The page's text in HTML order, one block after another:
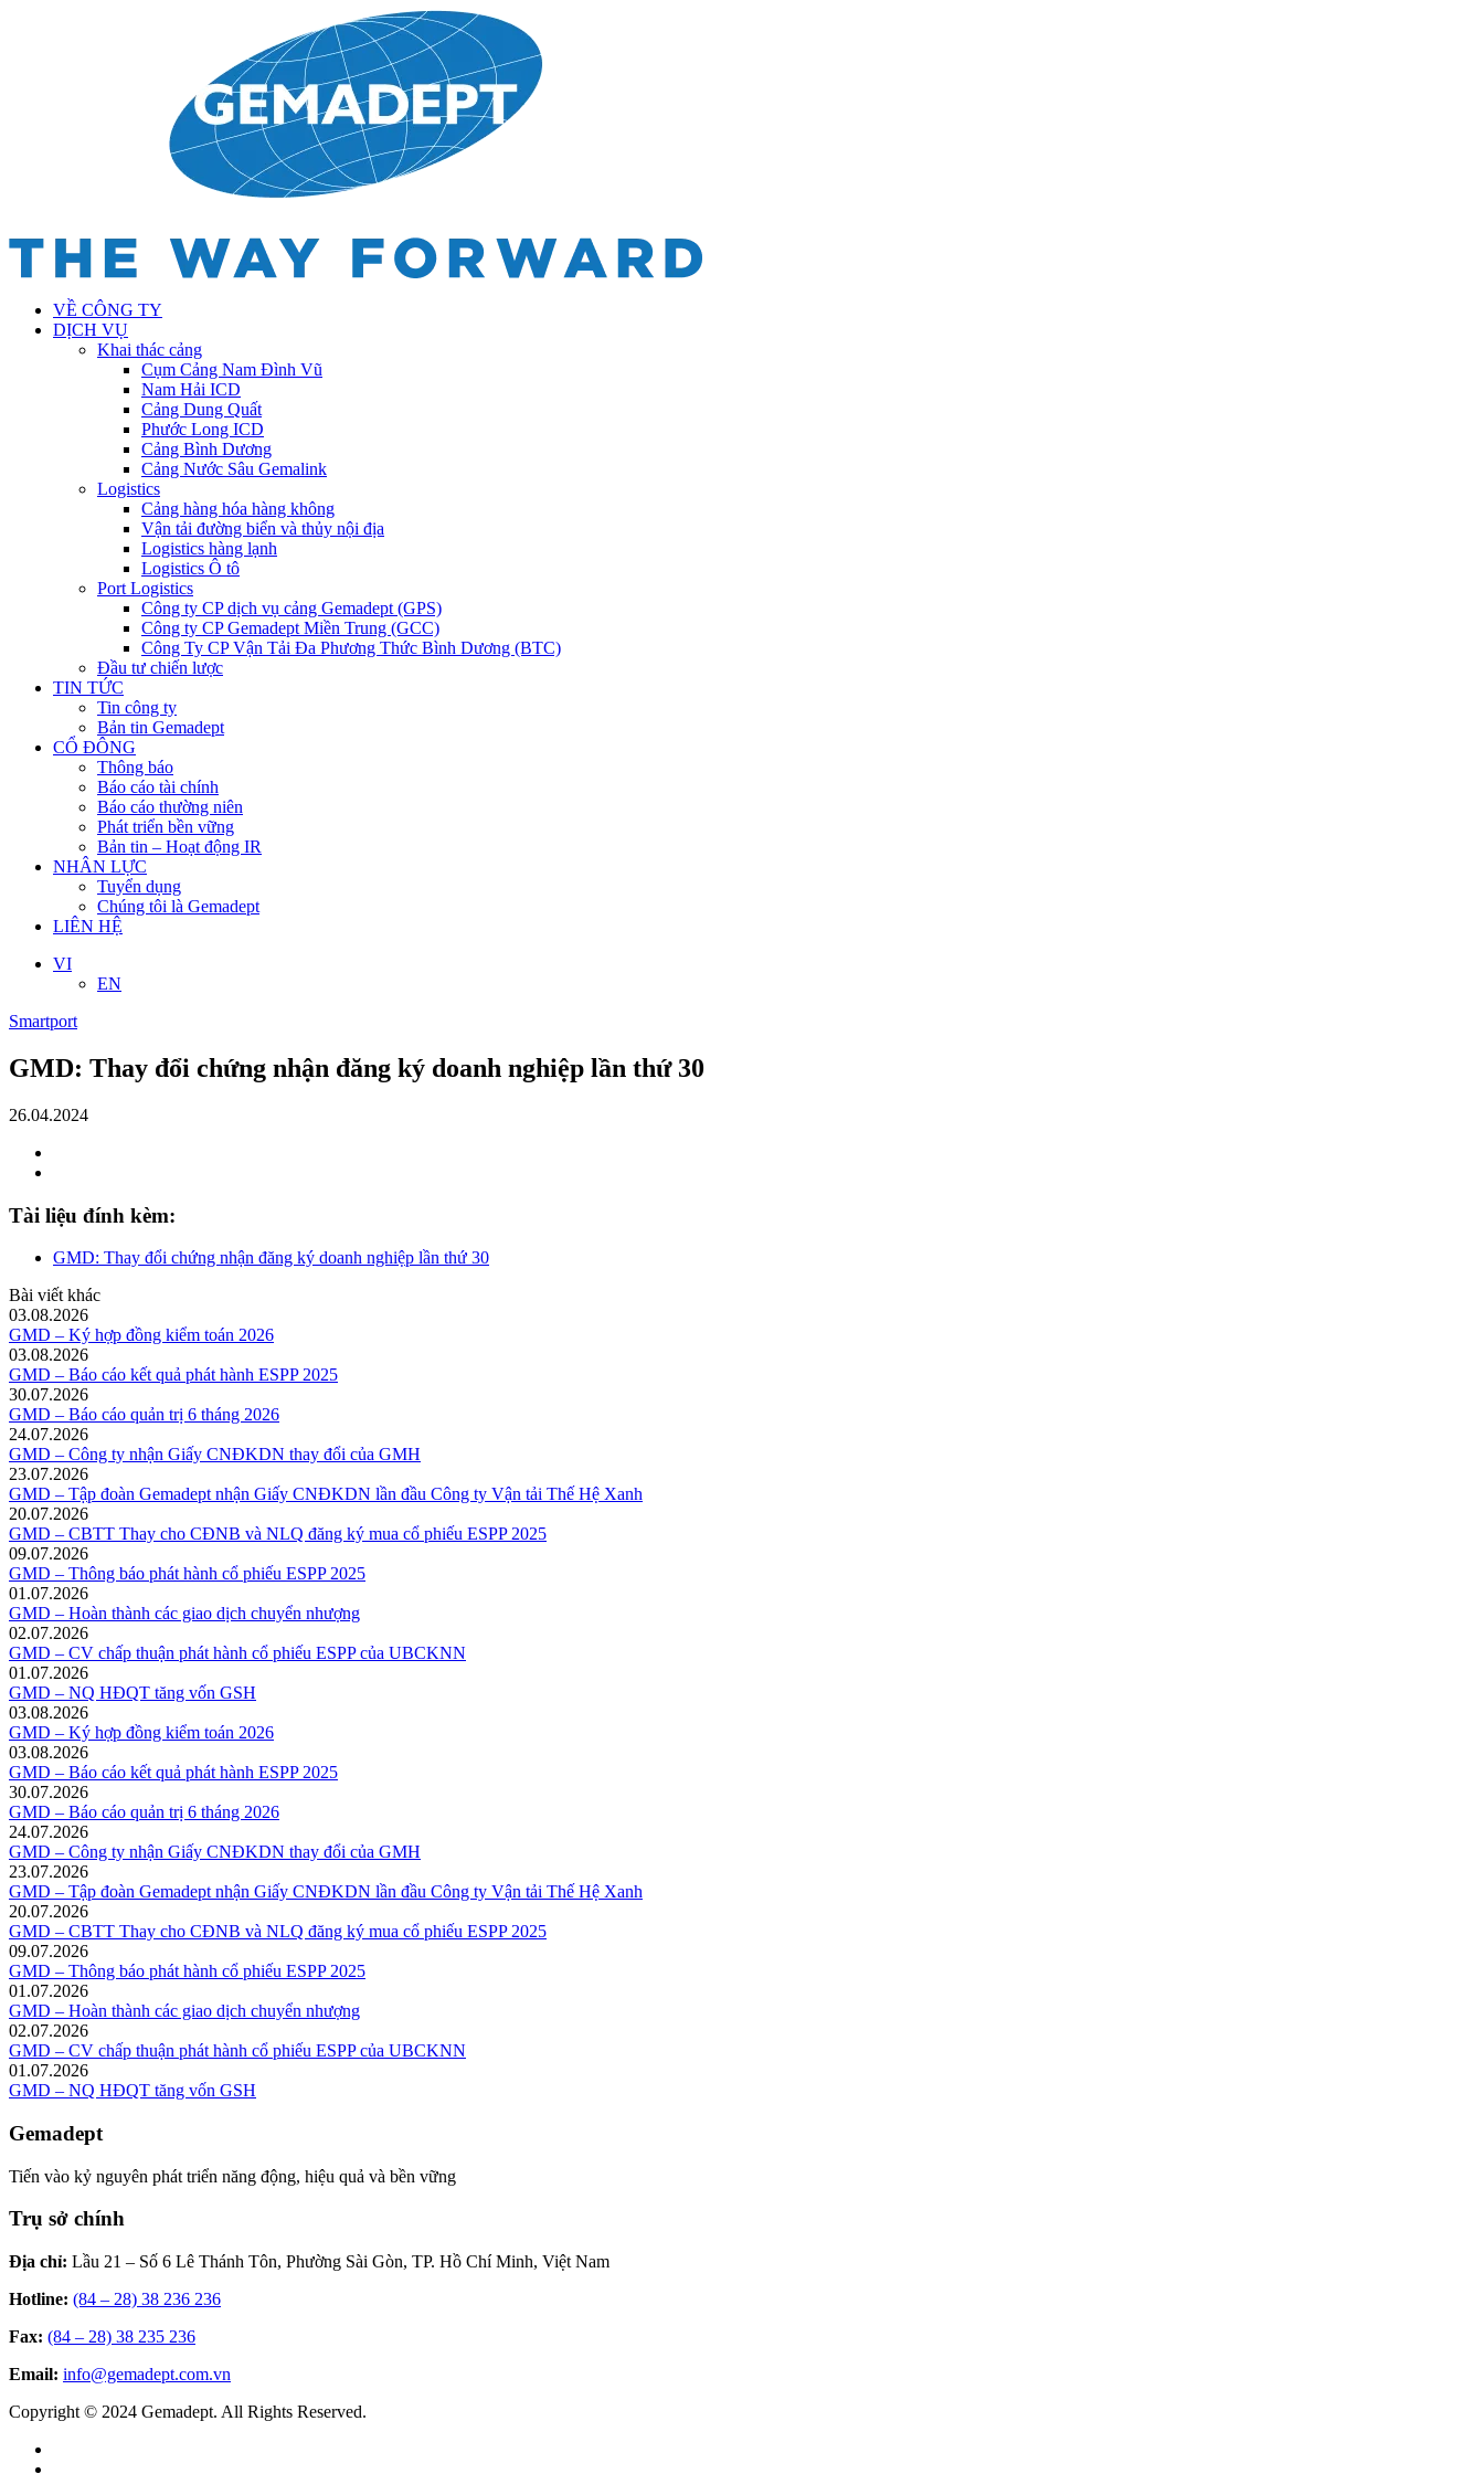
VỀ CÔNG TY
DỊCH VỤ
Khai thác cảng
Cụm Cảng Nam Đình Vũ
Nam Hải ICD
Cảng Dung Quất
Phước Long ICD
Cảng Bình Dương
Cảng Nước Sâu Gemalink
Logistics
Cảng hàng hóa hàng không
Vận tải đường biển và thủy nội địa
Logistics hàng lạnh
Logistics Ô tô
Port Logistics
Công ty CP dịch vụ cảng Gemadept (GPS)
Công ty CP Gemadept Miền Trung (GCC)
Công Ty CP Vận Tải Đa Phương Thức Bình Dương (BTC)
Đầu tư chiến lược
TIN TỨC
Tin công ty
Bản tin Gemadept
CỔ ĐÔNG
Thông báo
Báo cáo tài chính
Báo cáo thường niên
Phát triển bền vững
Bản tin – Hoạt động IR
NHÂN LỰC
Tuyển dụng
Chúng tôi là Gemadept
LIÊN HỆ
VI
EN
Smartport
GMD: Thay đổi chứng nhận đăng ký doanh nghiệp lần thứ 30
26.04.2024
Tài liệu đính kèm:
GMD: Thay đổi chứng nhận đăng ký doanh nghiệp lần thứ 30
Bài viết khác
03.08.2026
GMD – Ký hợp đồng kiểm toán 2026
03.08.2026
GMD – Báo cáo kết quả phát hành ESPP 2025
30.07.2026
GMD – Báo cáo quản trị 6 tháng 2026
24.07.2026
GMD – Công ty nhận Giấy CNĐKDN thay đổi của GMH
23.07.2026
GMD – Tập đoàn Gemadept nhận Giấy CNĐKDN lần đầu Công ty Vận tải Thế Hệ Xanh
20.07.2026
GMD – CBTT Thay cho CĐNB và NLQ đăng ký mua cổ phiếu ESPP 2025
09.07.2026
GMD – Thông báo phát hành cổ phiếu ESPP 2025
01.07.2026
GMD – Hoàn thành các giao dịch chuyển nhượng
02.07.2026
GMD – CV chấp thuận phát hành cổ phiếu ESPP của UBCKNN
01.07.2026
GMD – NQ HĐQT tăng vốn GSH
03.08.2026
GMD – Ký hợp đồng kiểm toán 2026
03.08.2026
GMD – Báo cáo kết quả phát hành ESPP 2025
30.07.2026
GMD – Báo cáo quản trị 6 tháng 2026
24.07.2026
GMD – Công ty nhận Giấy CNĐKDN thay đổi của GMH
23.07.2026
GMD – Tập đoàn Gemadept nhận Giấy CNĐKDN lần đầu Công ty Vận tải Thế Hệ Xanh
20.07.2026
GMD – CBTT Thay cho CĐNB và NLQ đăng ký mua cổ phiếu ESPP 2025
09.07.2026
GMD – Thông báo phát hành cổ phiếu ESPP 2025
01.07.2026
GMD – Hoàn thành các giao dịch chuyển nhượng
02.07.2026
GMD – CV chấp thuận phát hành cổ phiếu ESPP của UBCKNN
01.07.2026
GMD – NQ HĐQT tăng vốn GSH
Gemadept
Tiến vào kỷ nguyên phát triển năng động, hiệu quả và bền vững
Trụ sở chính
Địa chỉ: Lầu 21 – Số 6 Lê Thánh Tôn, Phường Sài Gòn, TP. Hồ Chí Minh, Việt Nam
Hotline: (84 – 28) 38 236 236
Fax: (84 – 28) 38 235 236
Email: info@gemadept.com.vn
Copyright © 2024 Gemadept. All Rights Reserved.